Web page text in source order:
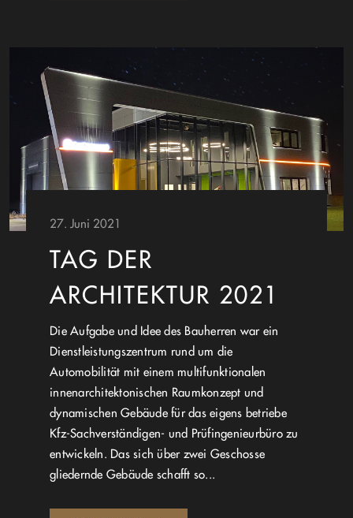
27. Juni 2021
TAG DER
ARCHITEKTUR 2021
Die Aufgabe und Idee des Bauherren war ein
Dienstleistungszentrum rund um die
Automobilität mit einem multifunktionalen
innenarchitektonischen Raumkonzept und
dynamischen Gebäude für das eigens betriebe
Kfz-Sachverständigen- und Prüfingenieurbüro zu
entwickeln. Das sich über zwei Geschosse
gliedernde Gebäude schafft so...